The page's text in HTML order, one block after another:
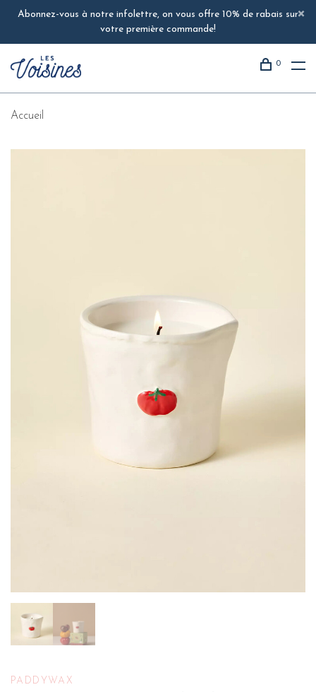
Abonnez-vous à notre infolettre, on vous offre 10% de rabais sur
votre première commande!
0
Accueil
PADDYWAX